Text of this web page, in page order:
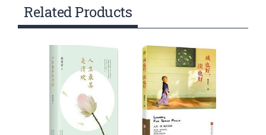
Related Products